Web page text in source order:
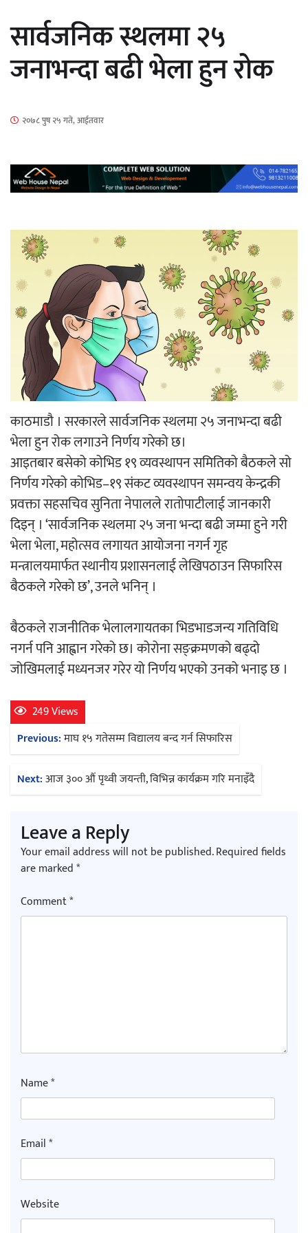
औपचारिक सेवा सञ्चालनमा
‘आइतबारको अफिस’ को परिचर्चा सम्पन्न
अर्जुन चन्द्रको ‘संवेदनाका प्रतिध्वनि’
मुक्तकसङ्ग्रह लोकार्पण
‘दुर्गा’ निर्माण गर्दै सम्राट
चलचित्र ‘माया भनेकै यस्तो होला’को शीर्ष गीत
सार्वजनिक
सम्पन्न
सार्वजनिक स्थलमा २५
जनाभन्दा बढी भेला हुन रोक
२०७८ पुष २५ गते, आईतवार
काठमाडौ । सरकारले सार्वजनिक स्थलमा २५ जनाभन्दा बढी
भेला हुन रोक लगाउने निर्णय गरेको छ।
आइतबार बसेको कोभिड १९ व्यवस्थापन समितिको बैठकले सो
निर्णय गरेको कोभिड–१९ संकट व्यवस्थापन समन्वय केन्द्रकी
प्रवक्ता सहसचिव सुनिता नेपालले रातोपाटीलाई जानकारी
दिइन् । ‘सार्वजनिक स्थलमा २५ जना भन्दा बढी जम्मा हुने गरी
भेला भेला, महोत्सव लगायत आयोजना नगर्न गृह
मन्त्रालयमार्फत स्थानीय प्रशासनलाई लेखिपठाउन सिफारिस
बैठकले गरेको छ’, उनले भनिन् ।
बैठकले राजनीतिक भेलालगायतका भिडभाडजन्य गतिविधि
नगर्न पनि आह्वान गरेको छ। कोरोना सङ्क्रमणको बढ्दो
जोखिमलाई मध्यनजर गरेर यो निर्णय भएको उनको भनाइ छ ।
249 Views
Post
navigation
Previous:माघ १५ गतेसम्म विद्यालय बन्द गर्न सिफारिस
Next:आज ३०० औं पृथ्वी जयन्ती, विभिन्न कार्यक्रम गरि मनाइँदै
Leave a Reply
Your email address will not be published.Required fields
are marked*
Comment*
Name*
Email*
Website